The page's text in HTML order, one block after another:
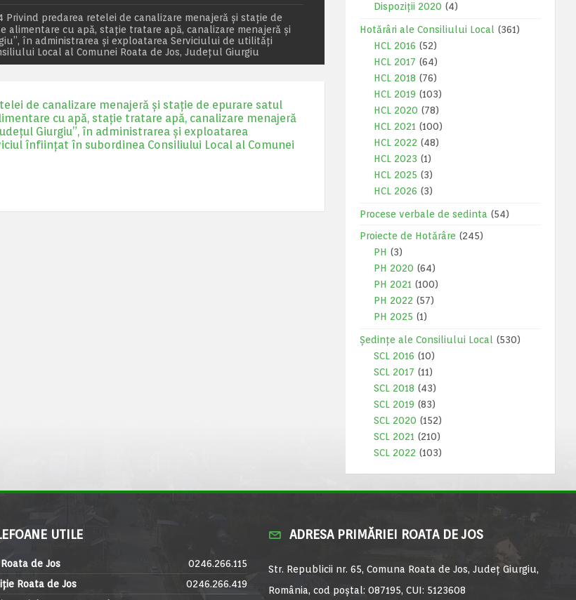
Privind predarea retelei de canalizare menajeră și stație de
cu apă, stație tratare apă, canalizare menajeră și
în administrarea și exploatarea Serviciului de utilități
Local al Comunei Roata de Jos, Județul Giurgiu
de canalizare menajeră și stație de epurare satul
cu apă, stație tratare apă, canalizare menajeră
Giurgiu”, în administrarea și exploatarea
înființat în subordinea Consiliului Local al Comunei
Dispoziții 2020 (4)
Hotărâri ale Consiliului Local
(361)
HCL 2016 (52)
HCL 2017 (64)
HCL 2018 (76)
HCL 2019 (103)
HCL 2020 (78)
HCL 2021 (100)
HCL 2022 (48)
HCL 2023 (1)
HCL 2025 (3)
HCL 2026 (3)
Procese verbale de sedinta (54)
Proiecte de Hotărâre (245)
PH (3)
PH 2020 (64)
PH 2021 (100)
PH 2022 (57)
PH 2025 (1)
Ședințe ale Consiliului Local
(530)
SCL 2016 (10)
SCL 2017 (11)
SCL 2018 (43)
SCL 2019 (83)
SCL 2020 (152)
SCL 2021 (210)
SCL 2022 (103)
UTILE
de Jos
0246.266.115
Roata de Jos
0246.266.419
ADRESA PRIMĂRIEI ROATA DE JOS
Str. Republicii nr. 65, Comuna Roata de Jos, Județ Giurgiu,
România, cod poștal: 087195, CUI: 5123608